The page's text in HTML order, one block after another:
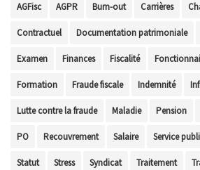
AGFisc AGPR Burn-out Carrières
Contractuel Documentation patrimoniale
Examen Finances Fiscalité
Formation Fraude fiscale Indemnité
Lutte contre la fraude Maladie Pension
PO Recouvrement Salaire Service
Statut Stress Syndicat Traitement